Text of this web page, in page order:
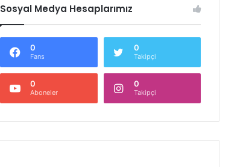
Sosyal Medya Hesaplarımız
0
Fans
0
Takipçi
0
Aboneler
0
Takipçi